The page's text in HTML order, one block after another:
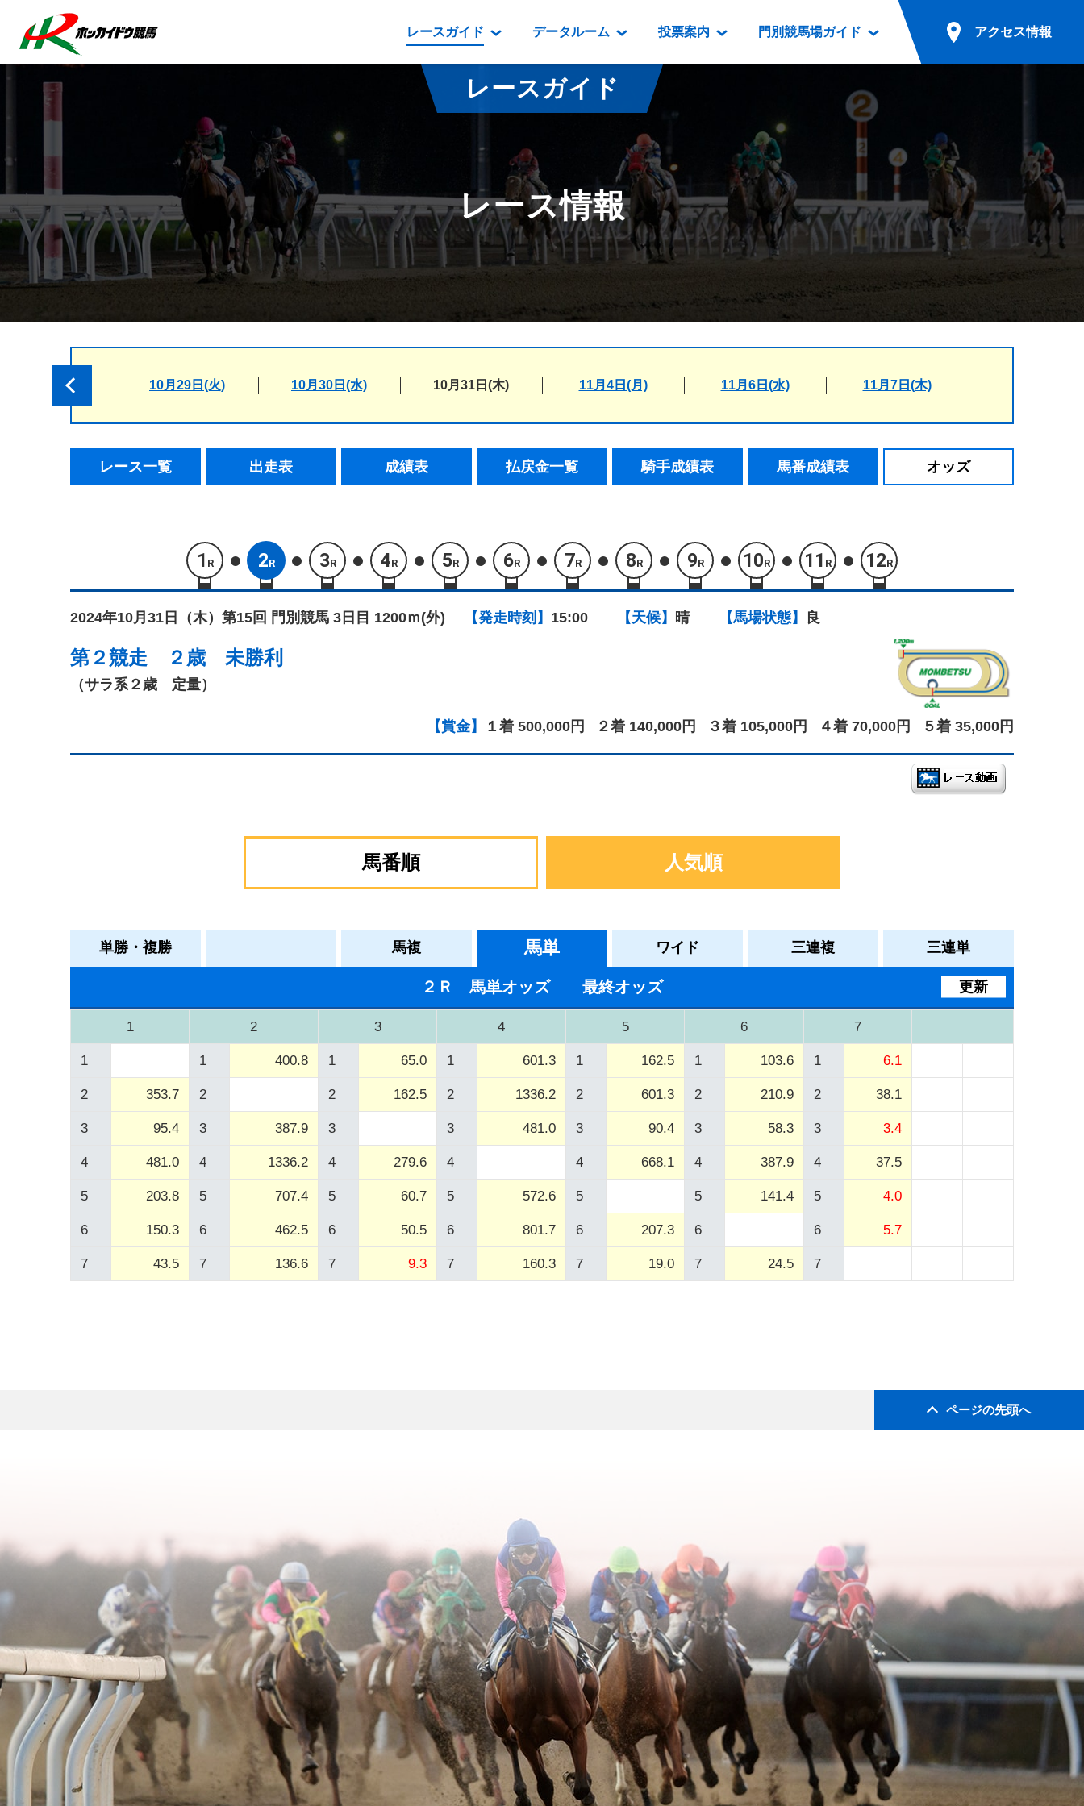
レースガイド
レース情報
払戻金一覧
騎手成績表
馬番成績表
オッズ
番組・級別表ダウンロード
開催カレンダー
重賞競走体系図
スタリオンシリーズ競走
道内の発売情報(PDF)
データルーム
データルーム
騎手・調教師紹介
坂路調教映像
遠征馬情報
番組編成要領
映像コンテンツ
重賞競走VTR
重賞競走参考VTR
レースダイジェスト
新馬ダイジェスト
投票案内
電話・インターネット投票
場外発売所
実況・テレホンサービス
発売・払戻
門別競馬場ガイド
門別競馬場情報
門別競馬場グルメ
とねっこジンギスカン
いずみ食堂
ルンビニフードカフェ
勝馬屋
アクセス情報
無料送迎バスでのご来場
公共の交通機関でのご来場
レースガイド
レース情報
10月29日(火) 10月30日(水) 10月31日(木) 11月4日(月) 11月6日(水) 11月7日(木)
レース一覧 出走表 成績表 払戻金一覧 騎手成績表 馬番成績表 オッズ
1 R 2R 3R 4R 5R 6R 7R 8R 9R 10R 11 R 12R
2024年10月31日（木） 第15回 門別競馬 3日目 1200ｍ(外) 【発走時刻】 15:00 【天候】 晴 【馬場状態】 良
第２競走 ２歳 未勝利
（サラ系２歳 定量）
【賞金】 １着 500,000円 ２着 140,000円 ３着 105,000円 ４着 70,000円 ５着 35,000円
馬番順 人気順
単勝・複勝 馬複 馬単 ワイド 三連複 三連単
２Ｒ 馬単オッズ 最終オッズ 更新
1 2 3 4 5 6 7
1 1 400.8 1 65.0 1 601.3 1 162.5 1 103.6 1 6.1
2 353.7 2 2 162.5 2 1336.2 2 601.3 2 210.9 2 38.1
3 95.4 3 387.9 3 3 481.0 3 90.4 3 58.3 3 3.4
4 481.0 4 1336.2 4 279.6 4 4 668.1 4 387.9 4 37.5
5 203.8 5 707.4 5 60.7 5 572.6 5 5 141.4 5 4.0
6 150.3 6 462.5 6 50.5 6 801.7 6 207.3 6 6 5.7
7 43.5 7 136.6 7 9.3 7 160.3 7 19.0 7 24.5 7
ページの先頭へ